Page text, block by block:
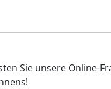
Sie unsere Online-